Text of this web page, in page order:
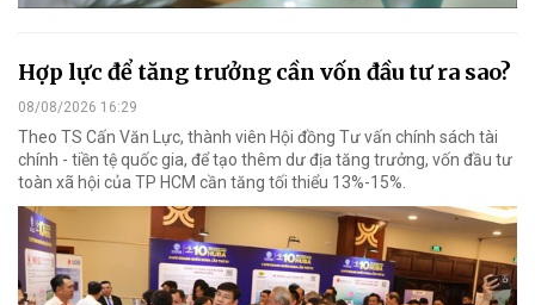
Hợp lực để tăng trưởng cần vốn đầu tư ra sao?
08/08/2026 16:29
Theo TS Cấn Văn Lực, thành viên Hội đồng Tư vấn chính sách tài
chính - tiền tệ quốc gia, để tạo thêm dư địa tăng trưởng, vốn đầu tư
toàn xã hội của TP HCM cần tăng tối thiểu 13%-15%.